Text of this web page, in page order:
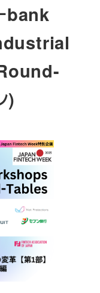
bank
)